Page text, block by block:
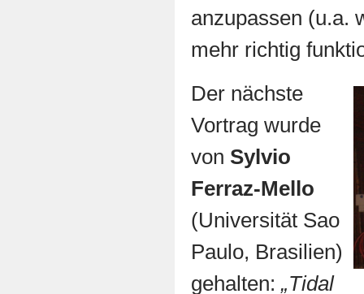
anzupassen (u.a.
mehr richtig
Der nächste
Vortrag wurde
von Sylvio
Ferraz-Mello
(Universität Sao
Paulo, Brasilien)
gehalten: „Tidal